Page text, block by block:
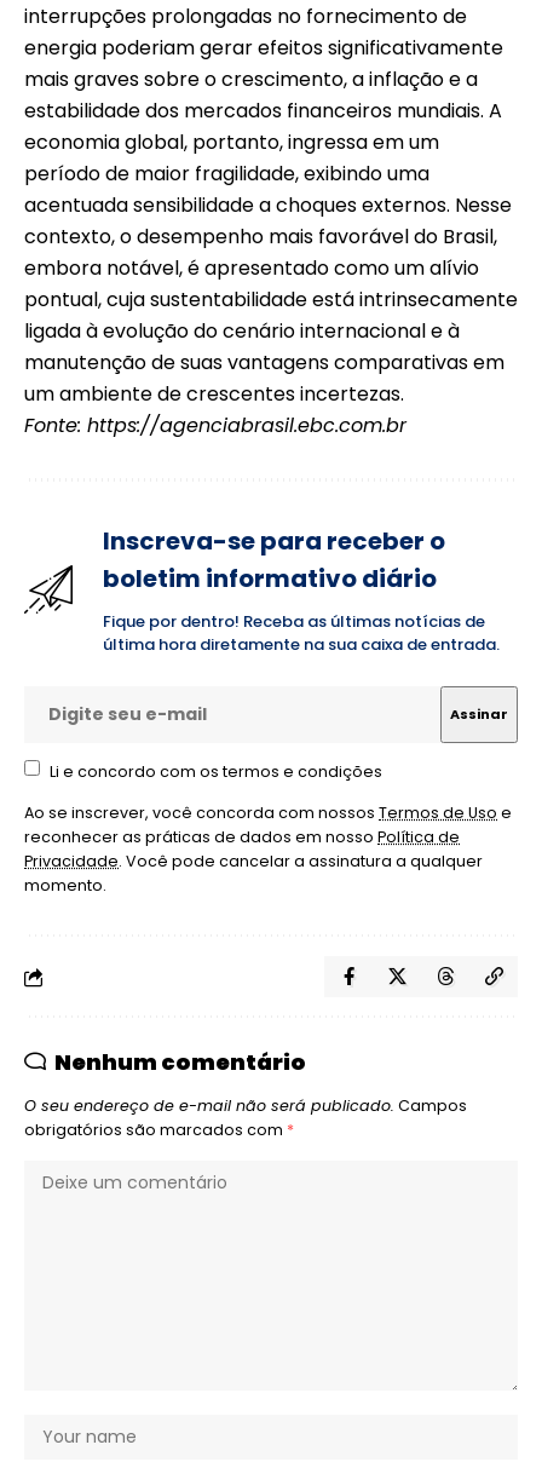
interrupções prolongadas no fornecimento de
energia poderiam gerar efeitos significativamente
mais graves sobre o crescimento, a inflação e a
estabilidade dos mercados financeiros mundiais. A
economia global, portanto, ingressa em um
período de maior fragilidade, exibindo uma
acentuada sensibilidade a choques externos. Nesse
contexto, o desempenho mais favorável do Brasil,
embora notável, é apresentado como um alívio
pontual, cuja sustentabilidade está intrinsecamente
ligada à evolução do cenário internacional e à
manutenção de suas vantagens comparativas em
um ambiente de crescentes incertezas.
Fonte: https://agenciabrasil.ebc.com.br
Inscreva-se para receber o
boletim informativo diário
Fique por dentro! Receba as últimas notícias de
última hora diretamente na sua caixa de entrada.
Li e concordo com os termos e condições
Ao se inscrever, você concorda com nossos Termos de Usoe
reconhecer as práticas de dados em nosso Política de
Privacidade. Você pode cancelar a assinatura a qualquer
momento.
Nenhum comentário
O seu endereço de e-mail não será publicado. Campos
obrigatórios são marcados com *